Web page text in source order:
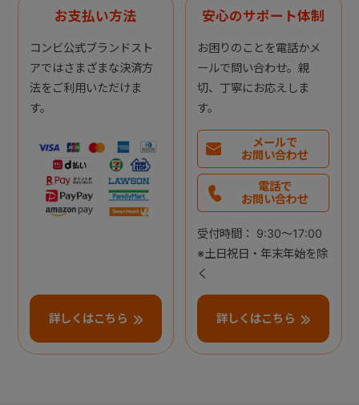
お支払い方法
コンビ公式ブランドスト
アではさまざまな決済方
法をご利用いただけま
す。
詳しくはこちら
安心のサポート体制
お困りのことを電話かメ
ールで問い合わせ。親
切、丁寧にお応えしま
す。
メールで
お問い合わせ
電話で
お問い合わせ
受付時間： 9:30～17:00
※土日祝日・年末年始を除
く
詳しくはこちら